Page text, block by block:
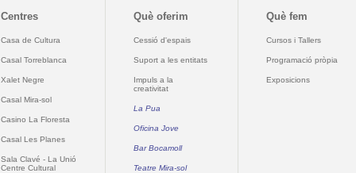
Centres
Casa de Cultura
Casal Torreblanca
Xalet Negre
Casal Mira-sol
Casino La Floresta
Casal Les Planes
Sala Clavé - La Unió
Centre Cultural
Què oferim
Cessió d'espais
Suport a les entitats
Impuls a la
creativitat
La Pua
Oficina Jove
Bar Bocamoll
Teatre Mira-sol
Què fem
Cursos i Tallers
Programació pròpia
Exposicions